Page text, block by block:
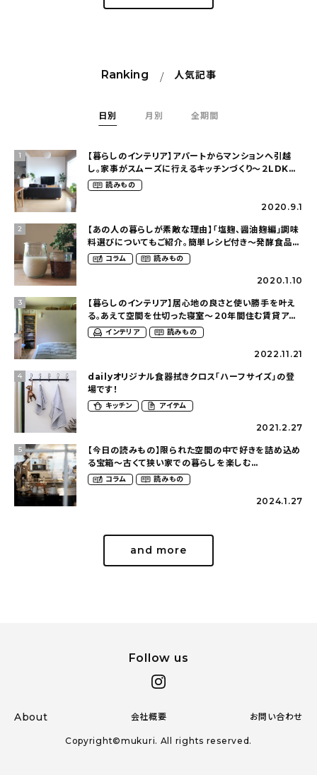
Ranking 人気記事
日別 月別 全期間
1
【暮らしのインテリア】アパートからマンションへ引越
し。家事がスムーズに行えるキッチンづくり〜２LDKの
賃貸暮らし（mari_ppe_さん）
読みもの
2020.9.1
2
【あの人の暮らしが素敵な理由】「塩麹、醤油麹編」調味
料選びについてもご紹介。簡単レシピ付き〜発酵食品の
ある暮らし（__mamigram___さん）
コラム 読みもの
2020.1.10
3
【暮らしのインテリア】居心地の良さと使い勝手を叶え
る。あえて空間を仕切った寝室〜２０年間住む賃貸ア
パートを慈しむ暮らし（cafe202_homeさん）
インテリア 読みもの
2022.11.21
4
dailyオリジナル食器拭きクロス「ハーフサイズ」の登
場です！
キッチン アイテム
2021.2.27
5
【今日の読みもの】限られた空間の中で好きを詰め込め
る宝箱〜古くて狭い家での暮らしを楽しむ
（2nyan_and_lifestylesさん）
コラム 読みもの
2024.1.27
and more
Follow us
About 会社概要 お問い合わせ
Copyright©mukuri. All rights reserved.